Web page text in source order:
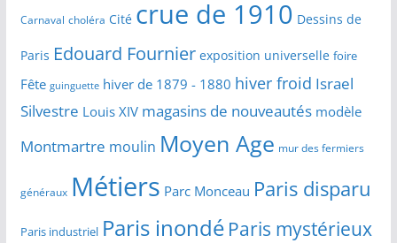
Carnaval choléra Cité crue de 1910 Dessins de
Paris Edouard Fournier exposition universelle foire
Fête guinguette hiver de 1879 - 1880 hiver froid Israel
Silvestre Louis XIV magasins de nouveautés modèle
Montmartre moulin Moyen Age mur des fermiers
généraux Métiers Parc Monceau Paris disparu
Paris industriel Paris inondé Paris mystérieux